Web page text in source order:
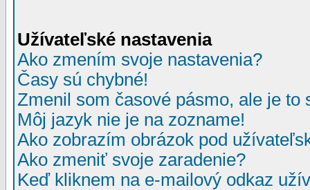
Užívateľské nastavenia
Ako zmením svoje nastavenia?
Časy sú chybné!
Zmenil som časové pásmo, ale je to
Môj jazyk nie je na zozname!
Ako zobrazím obrázok pod
Ako zmeniť svoje zaradenie?
Keď kliknem na e-mailový odkaz